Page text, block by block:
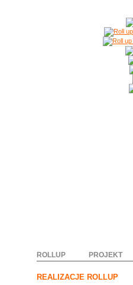
ROLLUP PROJEKT
REALIZACJE ROLLUP